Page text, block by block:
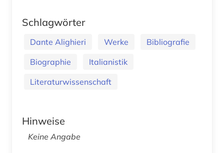
Schlagwörter
Dante Alighieri Werke
Bibliografie
Biographie
Italianistik
Literaturwissenschaft
Hinweise
Keine Angabe